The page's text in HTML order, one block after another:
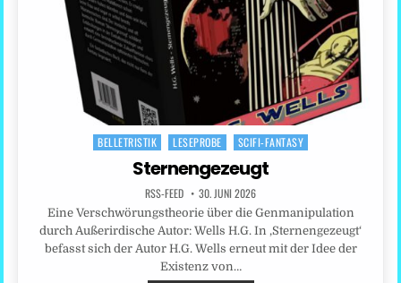
Posted
BELLETRISTIK LESEPROBE SCIFI-FANTASY
Sternengezeugt
RSS-FEED 30. JUNI 2026
Eine Verschwörungstheorie über die Genmanipulation
durch Außerirdische Autor: Wells H.G. In ‚Sternengezeugt‘
befasst sich der Autor H.G. Wells erneut mit der Idee der
Existenz von…